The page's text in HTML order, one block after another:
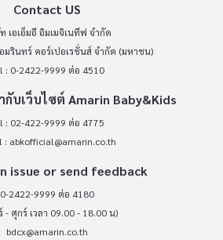
Contact US
เอเอ็มอี อิมเมจิเนทีฟ จำกัด
มรินทร์ คอร์เปอเรชั่นส์ จำกัด (มหาชน)
: 0-2422-9999 ต่อ 4510
บเว็บไซต์ Amarin Baby&Kids
: 02-422-9999 ต่อ 4775
: abkofficial@amarin.co.th
issue or send feedback
0-2422-9999 ต่อ 4180
- ศุกร์ เวลา 09.00 - 18.00 น)
bdcx@amarin.co.th